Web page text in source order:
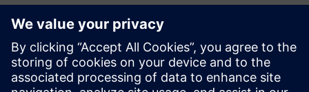
Peržiūrėkite Išteklius ir
Susijusius Produktus